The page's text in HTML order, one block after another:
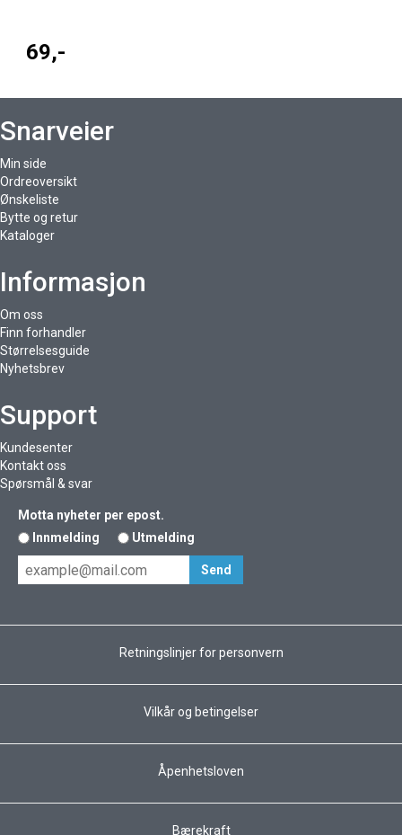
69,-
Snarveier
Min side
Ordreoversikt
Ønskeliste
Bytte og retur
Kataloger
Informasjon
Om oss
Finn forhandler
Størrelsesguide
Nyhetsbrev
Support
Kundesenter
Kontakt oss
Spørsmål & svar
Motta nyheter per epost.
Innmelding
Utmelding
Retningslinjer for personvern
Vilkår og betingelser
Åpenhetsloven
Bærekraft